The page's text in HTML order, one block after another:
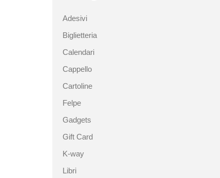
Adesivi
Biglietteria
Calendari
Cappello
Cartoline
Felpe
Gadgets
Gift Card
K-way
Libri